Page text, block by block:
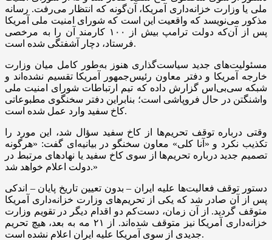
ملی یا وزارت خزانه‌داری آمریکا، آن‌گونه که انتظار می‌رفت. رسانه
مذکور می‌نویسد که واقعیت این است که شورای امنیت ملی آمریکا
پس از آن‌که دولت ترامپ بیش از ۱۰۰ کارمند آن را به مرخصی
فرستاد، دچار آشفتگی شده است.
مسئولیت‌های جدید سیاست‌گذاری هنوز به‌طور کامل میان وزارت
خارجه آمریکا و دفتر معاون رئیس‌جمهور آمریکا تقسیم نشده‌اند و
شبکه سی‌بی‌اس گزارش داده که تیم ارتباطات شورای امنیت ملی
واشنگتن در حال فروپاشی است؛ بنابراین دفتر سخنگوی مطبوعاتی
کاخ سفید وارد عمل شده است.
وقتی درباره توقف تحریم‌ها از کاخ سفید سؤال شد، این مورد را
تکذیب نکرد و «آنا کلی» معاون سخنگو در بیانیه‌ای گفت: «هرگونه
تصمیم جدید درباره تحریم‌ها از سوی کاخ سفید یا نهاد‌های مرتبط در
دولت اعلام خواهد شد.»
دستور توقف فعالیت‌ها علیه ایران – بدون تعیین تاریخ پایان – اندکی
پس از آن صادر شد که یکی از تحریم‌های وزارت خزانه‌داری آمریکا
متوقف گردید. از آن زمان، دست‌کم دو اقدام دیگر در تقویم وزارت
خزانه‌داری آمریکا نیز متوقف شده‌اند. از ۲۱ مه به بعد، هیچ تحریم
جدیدی از سوی آمریکا علیه ایران اعلام نشده است.